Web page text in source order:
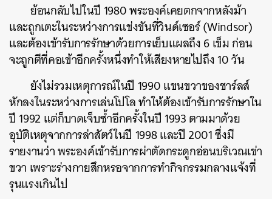
ย้อนกลับไปในปี 1980 พระองค์เคยตกจากหลังม้า
และถูกเตะในระหว่างการแข่งขันที่วินด์เซอร์ (Windsor)
และต้องเข้ารับการรักษาด้วยการเย็บแผลถึง 6 เข็ม ก่อน
จะถูกตีที่คอเข้าอีกครั้งหนึ่งทำให้เสียงหายไปถึง 10 วัน
ยังไม่รวมเหตุการณ์ในปี 1990 แขนขวาของชาร์ลส์
หักลงในระหว่างการเล่นโปโล ทำให้ต้องเข้ารับการรักษาใน
ปี 1992 แต่ก็บาดเจ็บซ้ำอีกครั้งในปี 1993 ตามมาด้วย
อุบัติเหตุจากการล่าสัตว์ในปี 1998 และปี 2001 ซึ่งมี
รายงานว่า พระองค์เข้ารับการผ่าตัดกระดูกอ่อนบริเวณเข่า
ขวา เพราะร่างกายสึกหรอจากการทำกิจกรรมกลางแจ้งที่
รุนแรงเกินไป